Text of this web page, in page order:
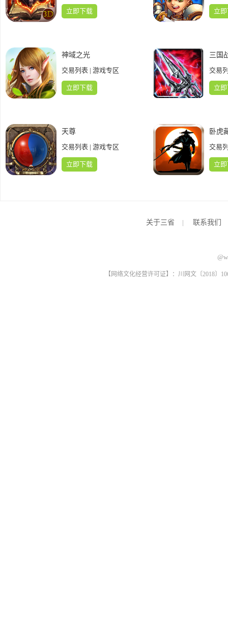
立即下载 立
神域之光
交易列表 | 游戏专区
立即下载
三国
交易
立
天尊
交易列表 | 游戏专区
立即下载
卧虎
交易
立
关于三省 | 联系我们
【网络文化经营许可证】：川网文〔2018